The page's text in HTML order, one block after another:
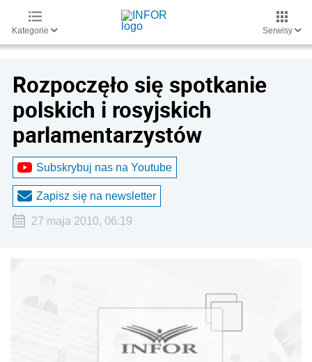
Kategorie Serwisy
Rozpoczęło się spotkanie
polskich i rosyjskich
parlamentarzystów
Subskrybuj nas na Youtube
Zapisz się na newsletter
27 maja 2010, 06:19